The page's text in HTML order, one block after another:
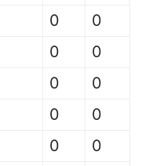
0
0
0
0
0
0
0
0
0
0